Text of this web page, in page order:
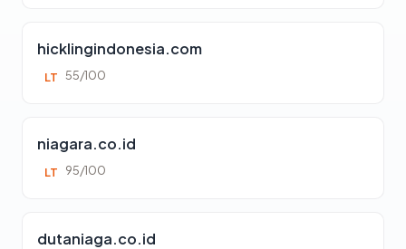
hicklingindonesia.com
LT 55/100
niagara.co.id
LT 95/100
dutaniaga.co.id